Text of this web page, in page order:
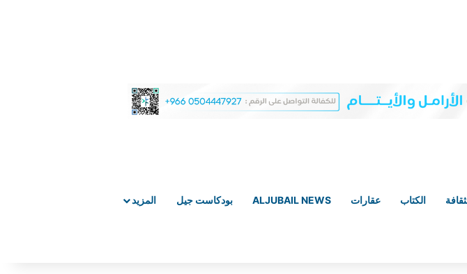
الكتاب عقارات ALJUBAIL NEWS بودكاست جيل المزيد